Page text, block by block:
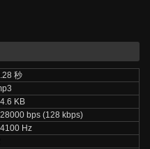
秒
KB
bps (128 kbps)
Hz